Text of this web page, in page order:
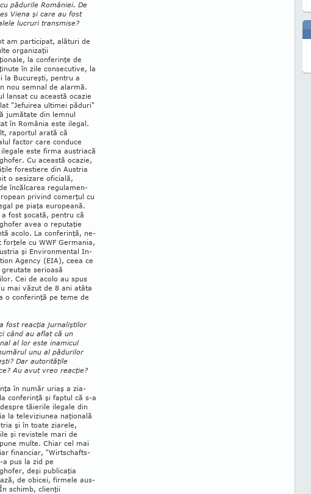
pădurile României. De
Viena şi care au fost
lucruri transmise?
am participat, alături de
or­ganizaţii
la conferinţe de
în zile consecutive, la
la Bucureşti, pentru a
nou semnal de alarmă.
lansat cu această ocazie
"Jefuirea ultimei păduri"
jumătate din lemnul
în România este ilegal.
raportul arată că
fac­­tor care con­duce
este firma aus­tri­acă
Cu această ocazie,
fo­restiere din Austria
o sesizare oficială,
încălcarea regu­la­men­
privind comerţul cu
pe pia­ţa europeană.
a fost şocată, pentru că
avea o reputaţie
acolo. La con­­ferinţă, ne-
forţele cu WWF Germania,
şi Environmental In­
Agency (EIA), ceea ce
se­rioasă
Cei de acolo au spus
mai văzut de 8 ani atâta
o conferinţă pe te­me de
fost reacţia jur­na­liştilor
când au aflat că un
al lor este ina­mi­cul
unu al pă­du­rilor
Dar auto­ri­tă­ţile
Au avut vreo re­acţie?
în număr uriaş a zia­
conferinţă şi faptul că s-a
tăierile ile­gale din
la televiziunea naţională
şi în toate zia­rele,
şi revistele mari de
multe. Chiar cel mai
financiar, "Wirtschafts­
a pus la zid pe
deşi publicaţia
de obicei, firmele aus­­
schimb, clienţii